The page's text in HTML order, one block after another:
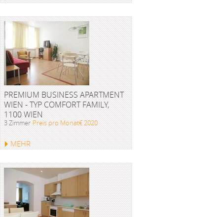
PREMIUM BUSINESS APARTMENT
WIEN - TYP COMFORT FAMILY,
1100 WIEN
3 Zimmer Preis pro Monat€ 2020
MEHR